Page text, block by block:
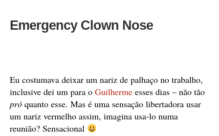
Emergency Clown Nose
Eu costumava deixar um nariz de palhaço no trabalho,
inclusive dei um para o Guilherme esses dias – não tão
pró quanto esse. Mas é uma sensação libertadora usar
um nariz vermelho assim, imagina usa-lo numa
reunião? Sensacional